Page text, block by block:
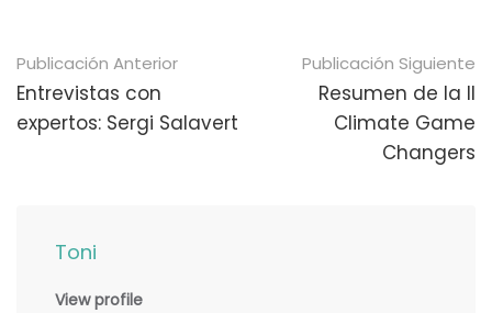
Navegación
de
publicaciones
Publicación Anterior
Entrevistas con
expertos: Sergi Salavert
Publicación Siguiente
Resumen de la II
Climate Game
Changers
Toni
View profile